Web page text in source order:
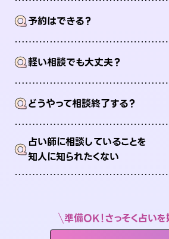
Q予約はできる？
Q軽い相談でも大丈夫？
Qどうやって相談終了する？
Q占い師に相談していることを
知人に知られたくない
準備OK！さっそく占い